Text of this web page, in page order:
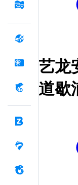
艺龙
道歇